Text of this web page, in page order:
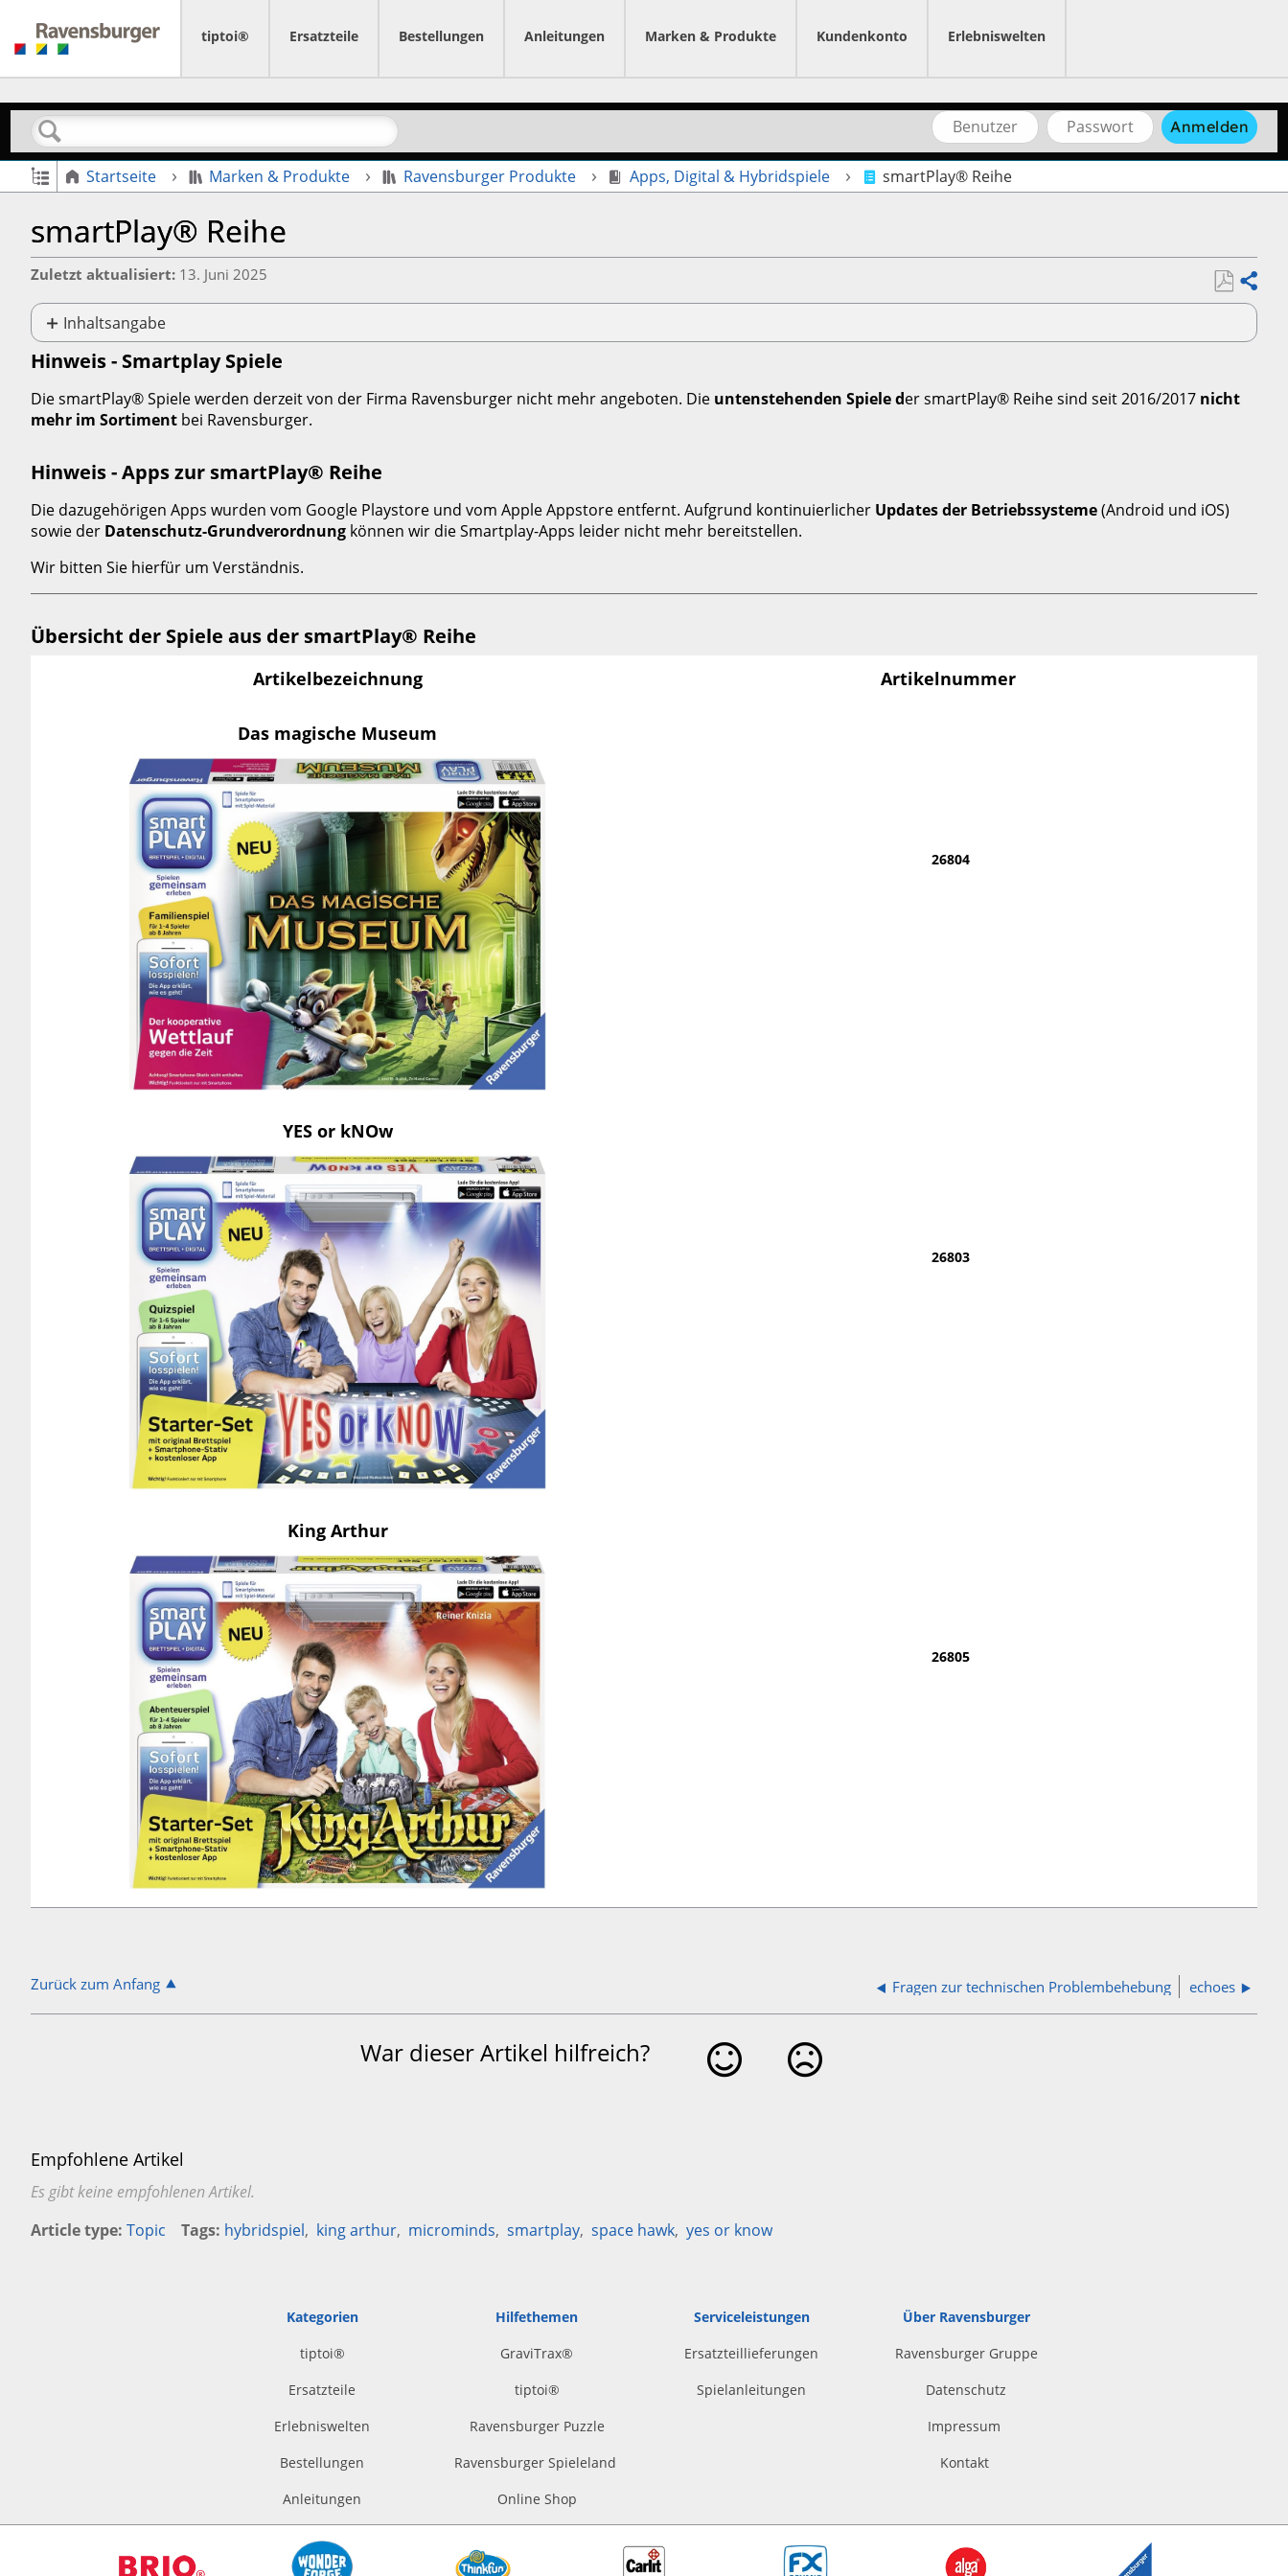
tiptoi® Ersatzteile Bestellungen Anleitungen Marken & Produkte Kundenkonto Erlebniswelten
Suchen
Benutzername Passwort Anmelden
Globale Hierarchie auf- und zuklappen
Startseite Marken & Produkte Ravensburger Produkte Apps, Digital & Hybridspiele smartPlay® Reihe
smartPlay® Reihe
Zuletzt aktualisiert 13. Juni 2025
Als
speichern
Teilen
Inhaltsangabe
Hinweis
-
Smartplay
Spiele
Apps zur smartPlay® Reihe
Übersicht
der
aus
der
Reihe
Hinweis - Smartplay Spiele
Die smartPlay®Spiele werden derzeit von der Firma Ravensburger nicht mehr angeboten. Die untenstehenden Spiele der smartPlay® Reihe sind seit 2016/2017 nicht
mehr im Sortiment bei Ravensburger.
Hinweis - Apps zur smartPlay® Reihe
Die dazugehörigen Apps wurden vom Google Playstore und vom Apple Appstore entfernt. Aufgrund kontinuierlicher Updates der Betriebssysteme(Android und iOS)
sowie der Datenschutz-Grundverordnung können wir die Smartplay-Apps leider nicht mehr bereitstellen.
Wir bitten Sie hierfür um Verständnis.
Übersicht der Spiele aus der smartPlay® Reihe
Artikelbezeichnung Artikelnummer
Das magische Museum
26804
YES or kNOw
26803
King Arthur
26805
Zurück zum Anfang Fragen zur technischen Problembehebung echoes
War dieser Artikel hilfreich?
Empfohlene Artikel
Es gibt keine empfohlenen Artikel.
Article type Topic Tags hybridspiel king arthur microminds smartplay space hawk yes or know
Kategorien
tiptoi®
Ersatzteile
Erlebniswelten
Bestellungen
Anleitungen
Hilfethemen
GraviTrax®
tiptoi®
Ravensburger Puzzle
Ravensburger Spieleland
Online Shop
Serviceleistungen
Ersatzteillieferungen
Spielanleitungen
Über Ravensburger
Ravensburger Gruppe
Datenschutz
Impressum
Kontakt